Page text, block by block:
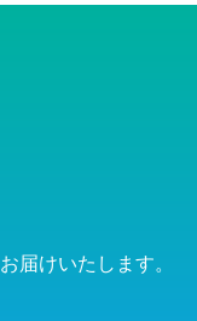
届けいたします。